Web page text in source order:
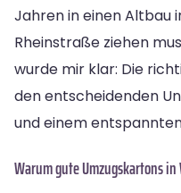
Jahren in einen Altbau
Rheinstraße ziehen
wurde mir klar: Die
den entscheidenden
und einem
Warum gute Umzugskartons